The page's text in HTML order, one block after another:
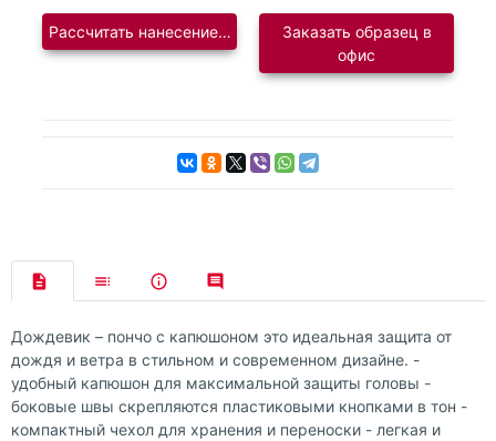
Рассчитать нанесение логотипаЗаказать образец в
офис
Дождевик – пончо с капюшоном это идеальная защита от
дождя и ветра в стильном и современном дизайне. -
удобный капюшон для максимальной защиты головы -
боковые швы скрепляются пластиковыми кнопками в тон -
компактный чехол для хранения и переноски - легкая и